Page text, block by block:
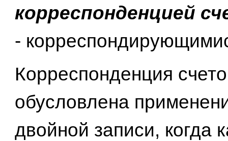
корреспонденцией
-
Корреспонденция
обусловлена
двойной записи, когда